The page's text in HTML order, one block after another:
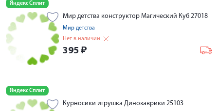
Яндекс Сплит
Мир детства конструктор Магический Куб 27018
Мир детства
Нет в наличии
395 ₽
Яндекс Сплит
Курносики игрушка Динозаврики 25103